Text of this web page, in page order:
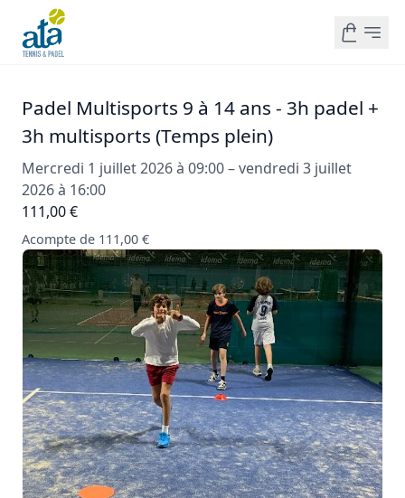
Padel Multisports 9 à 14 ans - 3h padel +
3h multisports (Temps plein)
Mercredi 1 juillet 2026 à 09:00 – vendredi 3 juillet
2026 à 16:00
111,00 €
Acompte de 111,00 €